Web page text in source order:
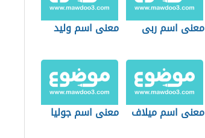
معنى اسم ربى معنى اسم وليد
معنى اسم ميلاف معنى اسم جوليا